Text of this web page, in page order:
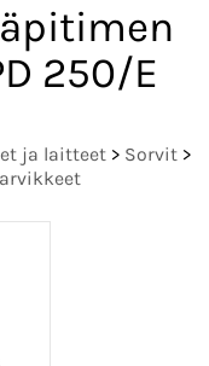
250/E
ja laitteet > Sorvit >